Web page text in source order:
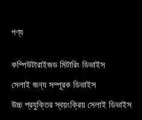
পণ্য
কম্পিউটারাইজড মিটারিং ডিভাইস
সেলাই জন্য সম্পূরক ডিভাইস
উচ্চ প্রযুক্তির স্বয়ংক্রিয় সেলাই ডিভাইস